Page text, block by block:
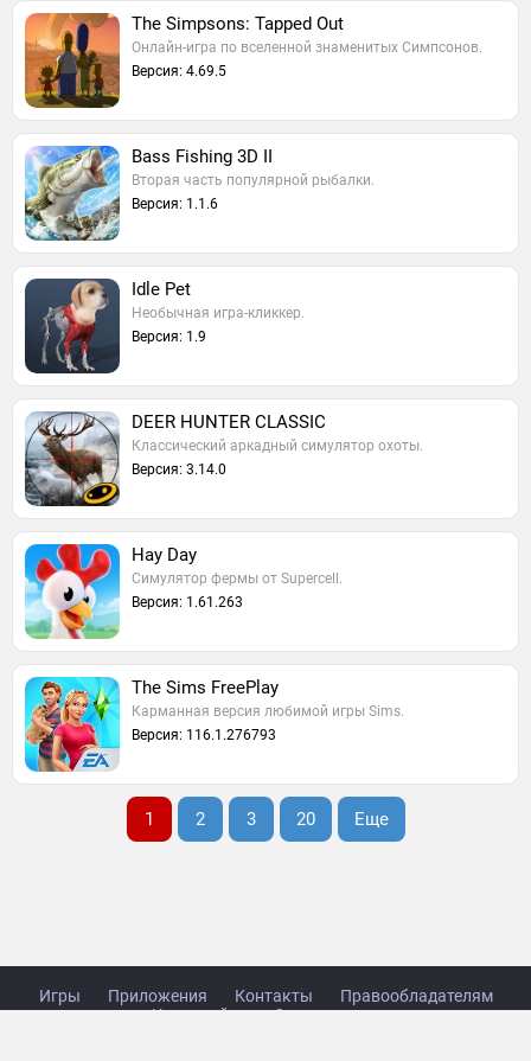
The Simpsons: Tapped Out
Онлайн-игра по вселенной знаменитых Симпсонов.
Версия: 4.69.5
Bass Fishing 3D II
Вторая часть популярной рыбалки.
Версия: 1.1.6
Idle Pet
Необычная игра-кликкер.
Версия: 1.9
DEER HUNTER CLASSIC
Классический аркадный симулятор охоты.
Версия: 3.14.0
Hay Day
Симулятор фермы от Supercell.
Версия: 1.61.263
The Sims FreePlay
Карманная версия любимой игры Sims.
Версия: 116.1.276793
1 2 3 20 Еще
Игры Приложения Контакты
Правообладателям
Карта сайта
Стол заказов